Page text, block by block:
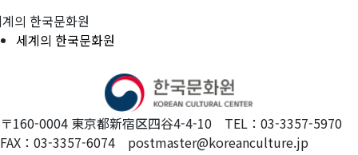
의 한국문화원
세계의 한국문화원
〒160-0004 東京都新宿区四谷4-4-10 TEL：03-3357-5970
FAX：03-3357-6074 postmaster@koreanculture.jp